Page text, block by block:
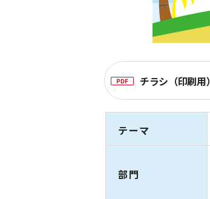
チラシ（印刷用）
テーマ
部門